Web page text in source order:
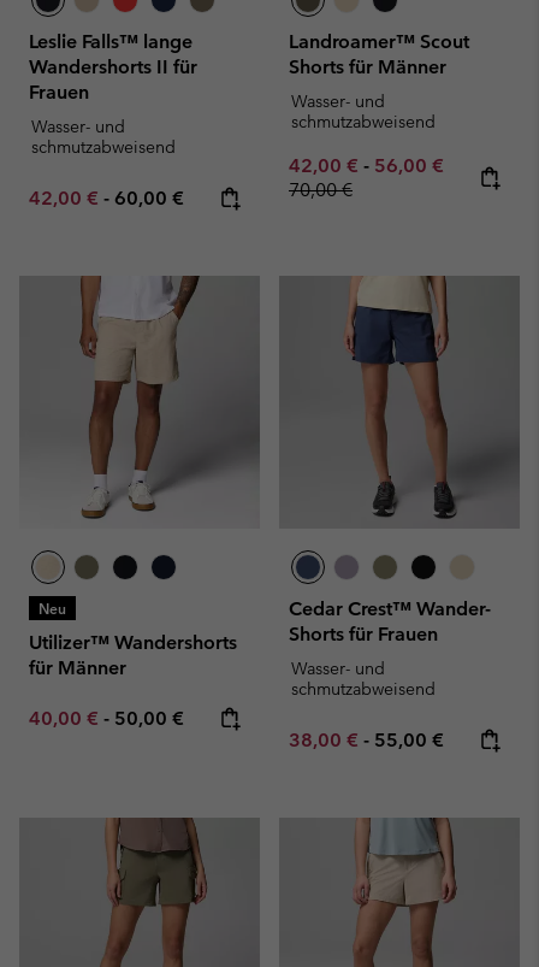
Leslie Falls™ lange
Wandershorts II für
Frauen
Wasser- und
schmutzabweisend
Minimum sale price:
42,00 € - Maximum price:
60,00 €
Landroamer™ Scout
Shorts für Männer
Wasser- und
schmutzabweisend
Minimum sale price:
42,00 € - Maximum sale
56,00 € Regular
70,00 €
Neu
Utilizer™ Wandershorts
für Männer
Minimum sale price:
40,00 € - Maximum price:
50,00 €
Cedar Crest™ Wander-
Shorts für Frauen
Wasser- und
schmutzabweisend
Minimum sale price:
38,00 € - Maximum price:
55,00 €